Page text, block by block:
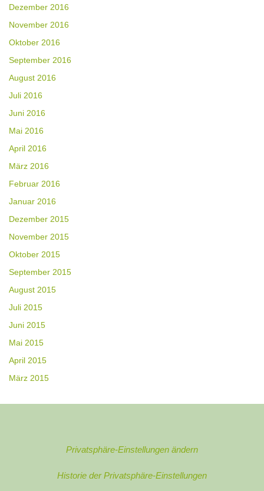
Dezember 2016
November 2016
Oktober 2016
September 2016
August 2016
Juli 2016
Juni 2016
Mai 2016
April 2016
März 2016
Februar 2016
Januar 2016
Dezember 2015
November 2015
Oktober 2015
September 2015
August 2015
Juli 2015
Juni 2015
Mai 2015
April 2015
März 2015
Privatsphäre-Einstellungen ändern
Historie der Privatsphäre-Einstellungen